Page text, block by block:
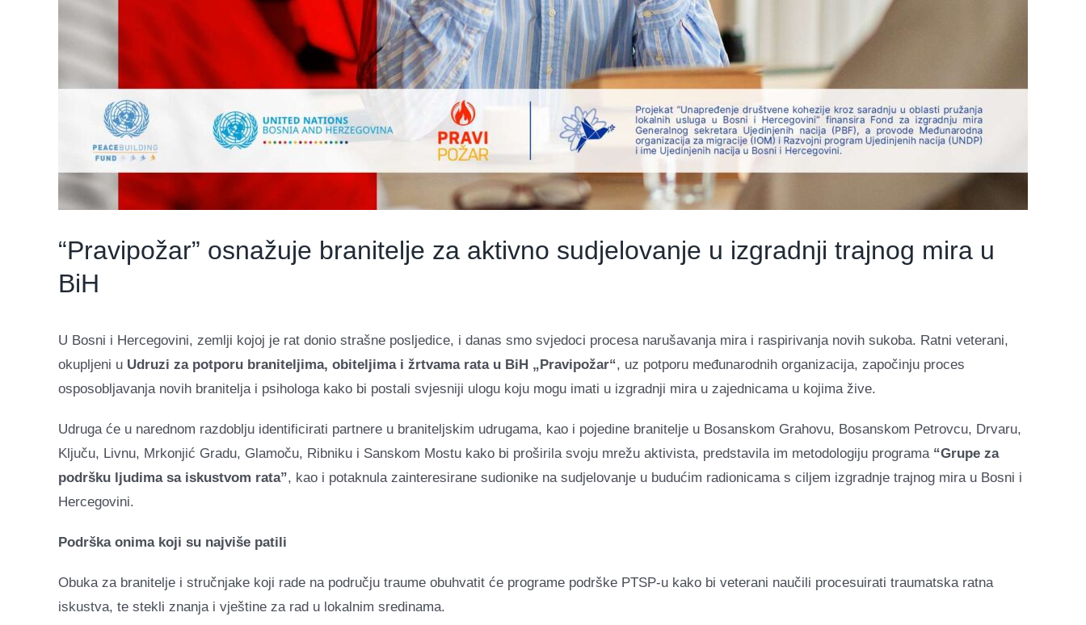
“Pravipožar” osnažuje branitelje za aktivno sudjelovanje u izgradnji trajnog mira u
BiH
U Bosni i Hercegovini, zemlji kojoj je rat donio strašne posljedice, i danas smo svjedoci procesa narušavanja mira i raspirivanja novih sukoba. Ratni veterani,
okupljeni u Udruzi za potporu braniteljima, obiteljima i žrtvama rata u BiH „Pravipožar“, uz potporu međunarodnih organizacija, započinju proces
osposobljavanja novih branitelja i psihologa kako bi postali svjesniji ulogu koju mogu imati u izgradnji mira u zajednicama u kojima žive.
Udruga će u narednom razdoblju identificirati partnere u braniteljskim udrugama, kao i pojedine branitelje u Bosanskom Grahovu, Bosanskom Petrovcu, Drvaru,
Ključu, Livnu, Mrkonjić Gradu, Glamoču, Ribniku i Sanskom Mostu kako bi proširila svoju mrežu aktivista, predstavila im metodologiju programa “Grupe za
podršku ljudima sa iskustvom rata”, kao i potaknula zainteresirane sudionike na sudjelovanje u budućim radionicama s ciljem izgradnje trajnog mira u Bosni i
Hercegovini.
Podrška onima koji su najviše patili
Obuka za branitelje i stručnjake koji rade na području traume obuhvatit će programe podrške PTSP-u kako bi veterani naučili procesuirati traumatska ratna
iskustva, te stekli znanja i vještine za rad u lokalnim sredinama.